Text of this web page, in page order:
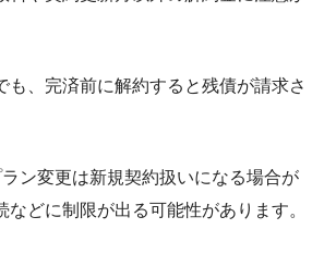
も、完済前に解約すると残債が請求さ
ン変更は新規契約扱いになる場合が
などに制限が出る可能性があります。